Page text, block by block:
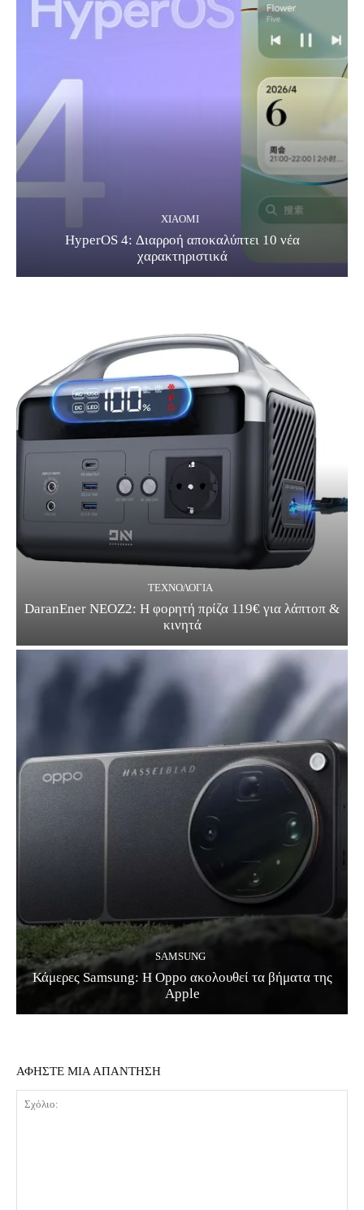
XIAOMI
HyperOS 4: Διαρροή αποκαλύπτει 10 νέα
χαρακτηριστικά
ΤΕΧΝΟΛΟΓΊΑ
DaranEner NEOZ2: Η φορητή πρίζα 119€ για λάπτοπ &
κινητά
SAMSUNG
Κάμερες Samsung: Η Oppo ακολουθεί τα βήματα της
Apple
ΑΦΗΣΤΕ ΜΙΑ ΑΠΑΝΤΗΣΗ